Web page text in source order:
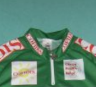
varianti.
Le
opzioni
possono
essere